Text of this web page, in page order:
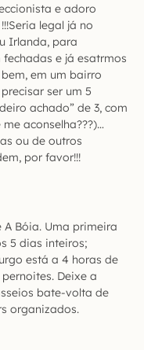
e adoro
legal já no
Irlanda, para
e já esatrmos
em um bairro
ser um 5
achado” de 3, com
aconselha???)…
ou de outros
por favor!!!
A Bóia. Uma primeira
5 dias inteiros;
está a 4 horas de
Deixe a
bate-volta de
organizados.